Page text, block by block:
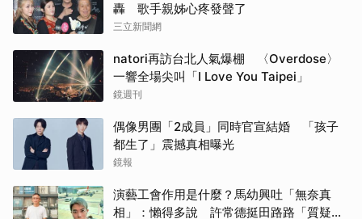
轟 歌手親姊心疼發聲了
三立新聞網
natori再訪台北人氣爆棚 〈Overdose〉
一響全場尖叫「I Love You Taipei」
鏡週刊
偶像男團「2成員」同時官宣結婚 「孩子
都生了」震撼真相曝光
鏡報
演藝工會作用是什麼？馬幼興吐「無奈真
相」：懶得多說 許常德挺田路路「質疑曹